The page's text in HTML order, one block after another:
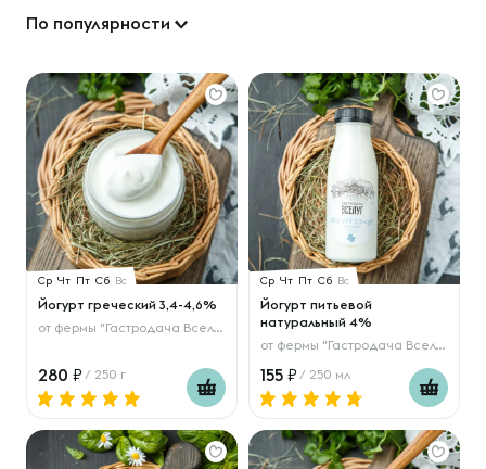
По популярности
Ср Чт Пт Сб Вс
Йогурт греческий 3,4-4,6%
от фермы "Гастродача Вселуг"
280 / 250 г
Ср Чт Пт Сб Вс
Йогурт питьевой
натуральный 4%
от фермы "Гастродача Вселуг"
155 / 250 мл